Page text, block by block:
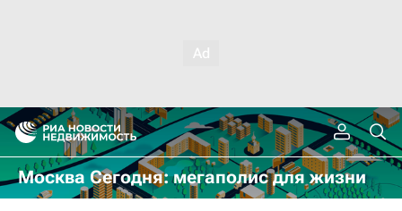
Москва Сегодня: мегаполис для жизни